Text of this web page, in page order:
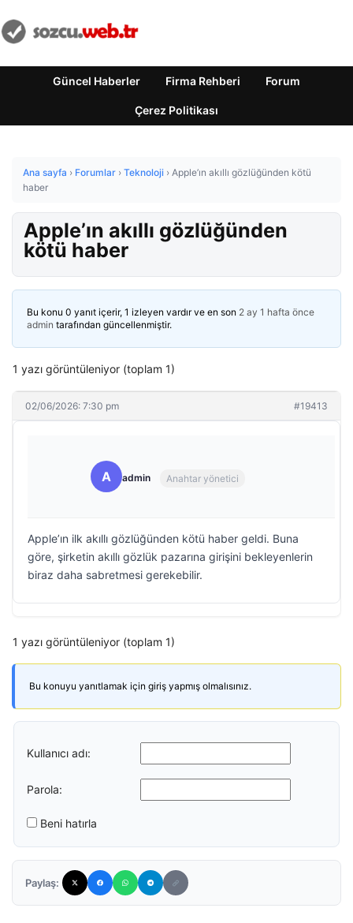
Güncel Haberler Firma Rehberi Forum
Çerez Politikası
Ana sayfa › Forumlar › Teknoloji › Apple’ın akıllı gözlüğünden kötü
haber
Apple’ın akıllı gözlüğünden
kötü haber
Bu konu 0 yanıt içerir, 1 izleyen vardır ve en son 2 ay 1 hafta önce
admin tarafından güncellenmiştir.
1 yazı görüntüleniyor (toplam 1)
02/06/2026: 7:30 pm #19413
A admin Anahtar yönetici
Apple’ın ilk akıllı gözlüğünden kötü haber geldi. Buna
göre, şirketin akıllı gözlük pazarına girişini bekleyenlerin
biraz daha sabretmesi gerekebilir.
1 yazı görüntüleniyor (toplam 1)
Bu konuyu yanıtlamak için giriş yapmış olmalısınız.
Kullanıcı adı:
Parola:
Beni hatırla
Paylaş: